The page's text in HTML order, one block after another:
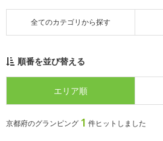
全てのカテゴリから探す
順番を並び替える
エリア順
京都府のグランピング 1 件ヒットしました